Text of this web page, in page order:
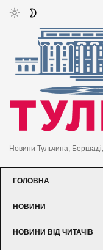
Новини Тульчина,
ГОЛОВНА
НОВИНИ
НОВИНИ ВІД ЧИТАЧІВ